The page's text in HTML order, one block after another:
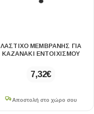
ΛΆΣΤΙΧΟ ΜΕΜΒΡΆΝΗΣ ΓΙΑ
ΚΑΖΑΝΆΚΙ ΕΝΤΟΙΧΙΣΜΟΎ
7,32€
Αποστολή στο χώρο σου